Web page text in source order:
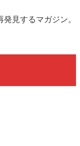
見するマガジン。